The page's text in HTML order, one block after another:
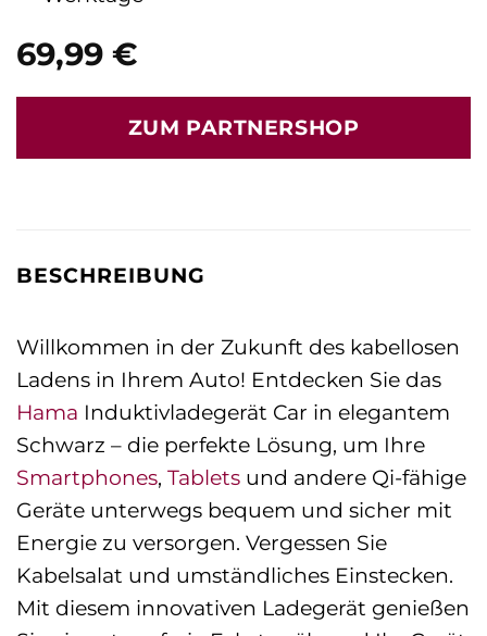
69,99 €
ZUM PARTNERSHOP
BESCHREIBUNG
Willkommen in der Zukunft des kabellosen
Ladens in Ihrem Auto! Entdecken Sie das
Hama Induktivladegerät Car in elegantem
Schwarz – die perfekte Lösung, um Ihre
Smartphones, Tablets und andere Qi-fähige
Geräte unterwegs bequem und sicher mit
Energie zu versorgen. Vergessen Sie
Kabelsalat und umständliches Einstecken.
Mit diesem innovativen Ladegerät genießen